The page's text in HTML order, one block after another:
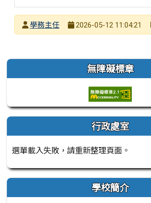
發布者
學務主任
2026-05-12 11:04:21
左邊區域內容 無障礙標章
行政處室
選單載入失敗，請重新整理頁面。
學校簡介